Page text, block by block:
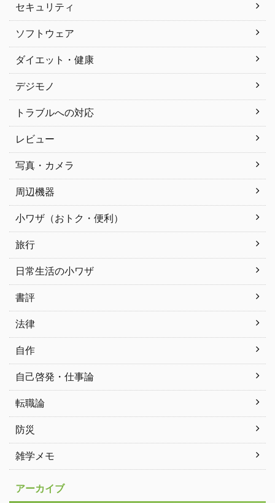
セキュリティ
ソフトウェア
ダイエット・健康
デジモノ
トラブルへの対応
レビュー
写真・カメラ
周辺機器
小ワザ（おトク・便利）
旅行
日常生活の小ワザ
書評
法律
自作
自己啓発・仕事論
転職論
防災
雑学メモ
アーカイブ